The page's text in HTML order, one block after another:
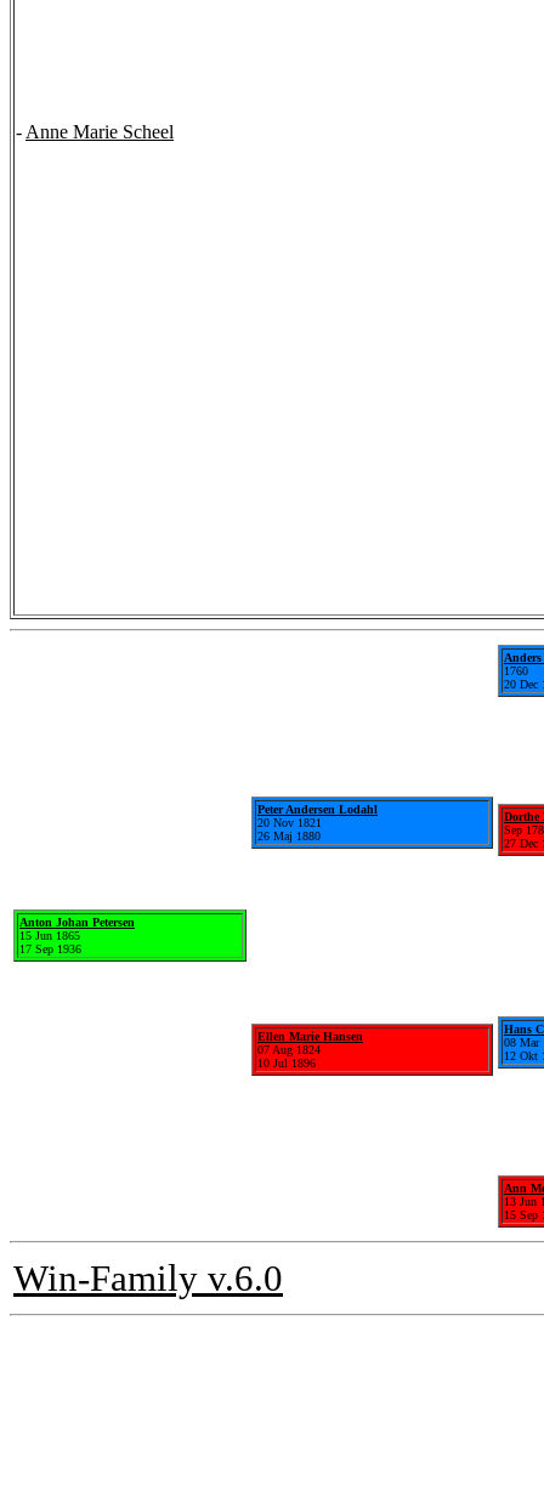
- Anne Marie Scheel
Anton Johan Petersen
15 Jun 1865
17 Sep 1936
Peter Andersen Lodahl
20 Nov 1821
26 Maj 1880
Ellen Marie Hansen
07 Aug 1824
10 Jul 1896
1760
20 Dec
Dorthe
Sep
27 Dec
Hans
08 Mar
12 Okt
Ann
13 Jun
15 Sep
Win-Family v.6.0